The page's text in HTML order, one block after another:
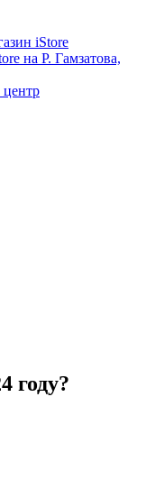
iStore
на Р. Гамзатова,
году?